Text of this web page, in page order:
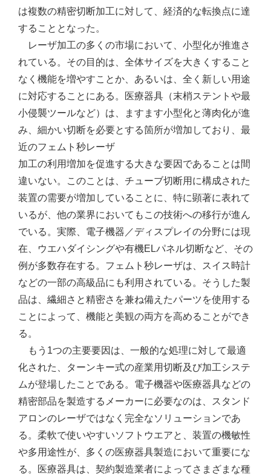
は複数の精密切断加工に対して、経済的な転換点に達
することとなった。
レーザ加工の多くの市場において、小型化が推進さ
れている。その目的は、全体サイズを大きくすること
なく機能を増やすことか、あるいは、全く新しい用途
に対応することにある。医療器具（末梢ステントや最
小侵襲ツールなど）は、ますます小型化と薄肉化が進
み、細かい切断を必要とする箇所が増加しており、最
近のフェムト秒レーザ
加工の利用増加を促進する大きな要因であることは間
違いない。このことは、チューブ切断用に構成された
装置の需要が増加していることに、特に顕著に表れて
いるが、他の業界においてもこの技術への移行が進ん
でいる。実際、電子機器／ディスプレイの分野には現
在、ウエハダイシングや有機ELパネル切断など、その
例が多数存在する。フェムト秒レーザは、スイス時計
などの一部の高級品にも利用されている。そうした製
品は、繊細さと精密さを兼ね備えたパーツを使用する
ことによって、機能と美観の両方を高めることができ
る。
もう1つの主要要因は、一般的な処理に対して最適
化された、ターンキー式の産業用切断及び加工システ
ムが登場したことである。電子機器や医療器具などの
精密部品を製造するメーカーに必要なのは、スタンド
アロンのレーザではなく完全なソリューションであ
る。柔軟で使いやすいソフトウエアと、装置の機敏性
や多用途性が、多くの医療器具製造において重要にな
る。医療器具は、契約製造業者によってさまざまな種